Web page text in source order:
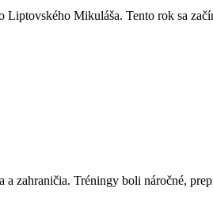
Mikuláša. Tento rok sa
zahraničia. Tréningy boli náročné,